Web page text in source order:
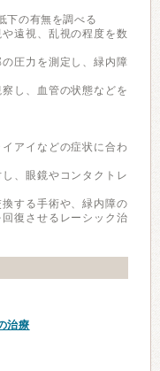
下の有無を調べる
遠視、乱視の程度を数
圧力を測定し、緑内障
し、血管の状態などを
アイなどの症状に合わ
、眼鏡やコンタクトレ
する手術や、緑内障の
復させるレーシック治
治療